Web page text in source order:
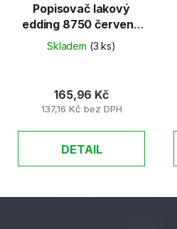
Popisovač lakový
edding 8750 červený
2-4mm
Skladem (3 ks)
137,16 Kč bez DPH
165,96 Kč
DETAIL